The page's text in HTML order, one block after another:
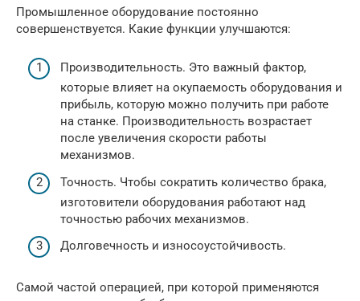
Промышленное оборудование постоянно
совершенствуется. Какие функции улучшаются:
Производительность. Это важный фактор,
которые влияет на окупаемость оборудования и
прибыль, которую можно получить при работе
на станке. Производительность возрастает
после увеличения скорости работы
механизмов.
Точность. Чтобы сократить количество брака,
изготовители оборудования работают над
точностью рабочих механизмов.
Долговечность и износоустойчивость.
Самой частой операцией, при которой применяются